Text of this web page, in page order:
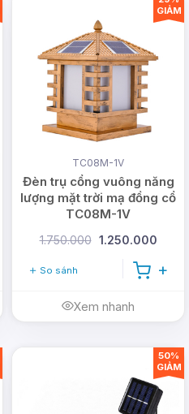
TC08M-1V
Đèn trụ cổng vuông năng
lượng mặt trời mạ đồng cổ
TC08M-1V
1.750.000 1.250.000
So sánh
Xem nhanh
GIẢM
50%
GIẢM